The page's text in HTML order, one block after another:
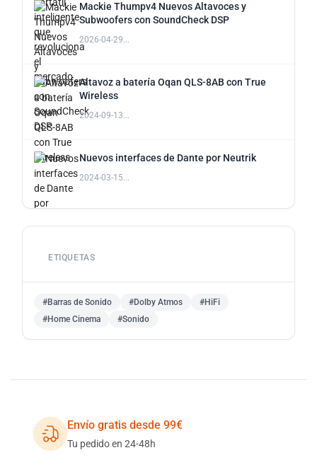
Mackie Thumpv4 Nuevos Altavoces y
Subwoofers con SoundCheck DSP
2026-04-29...
Altavoz a batería Oqan QLS-8AB con True
Wireless
2024-09-13...
Nuevos interfaces de Dante por Neutrik
2024-03-15...
ETIQUETAS
#Barras de Sonido #Dolby Atmos
#HiFi
#Home Cinema
#Sonido
Envío gratis desde 99€
Tu pedido en 24-48h